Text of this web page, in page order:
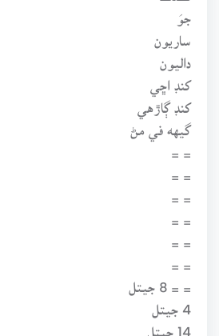
ساريون
داليون
کنڊ اڇي
کنڊ ڳاڙهي
گيهه في مڻ
4 جيتل
14 جيتل